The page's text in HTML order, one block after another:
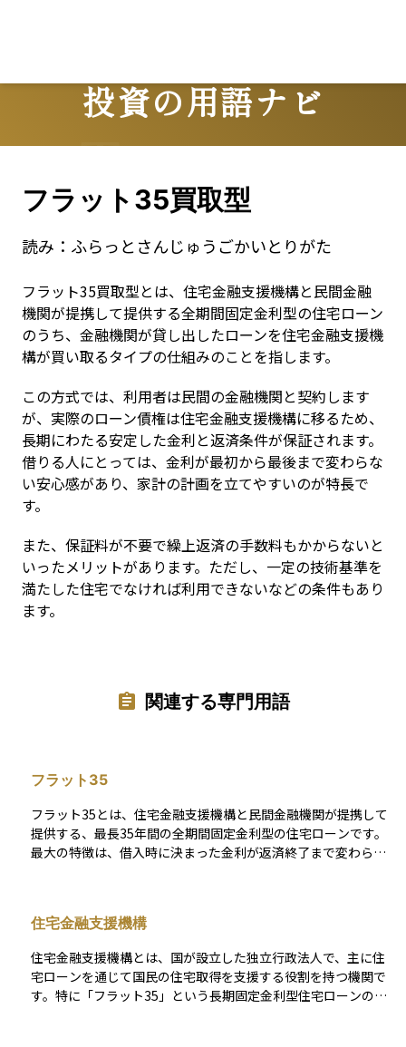
投資の用語ナビ
Terms
フラット35買取型
読み： ふらっとさんじゅうごかいとりがた
フラット35買取型とは、住宅金融支援機構と民間金融
機関が提携して提供する全期間固定金利型の住宅ローン
のうち、金融機関が貸し出したローンを住宅金融支援機
構が買い取るタイプの仕組みのことを指します。
この方式では、利用者は民間の金融機関と契約します
が、実際のローン債権は住宅金融支援機構に移るため、
長期にわたる安定した金利と返済条件が保証されます。
借りる人にとっては、金利が最初から最後まで変わらな
い安心感があり、家計の計画を立てやすいのが特長で
す。
また、保証料が不要で繰上返済の手数料もかからないと
いったメリットがあります。ただし、一定の技術基準を
満たした住宅でなければ利用できないなどの条件もあり
ます。
関連する専門用語
フラット35
フラット35とは、住宅金融支援機構と民間金融機関が提携して
提供する、最長35年間の全期間固定金利型の住宅ローンです。
最大の特徴は、借入時に決まった金利が返済終了まで変わらな
フォームに利用され、一定の技術基準や住宅性能（例：省エネ
性、耐震性）を満たす住宅が対象です。また、所得制限がな
く、自営業者やフリーランスの方にも利用しやすいローンとし
て知られています。金融機関ごとに取り扱い条件や金利は異な
りますが、公的性格を持つ制度として、住宅取得支援の重要な
住宅金融支援機構
住宅金融支援機構とは、国が設立した独立行政法人で、主に住
宅ローンを通じて国民の住宅取得を支援する役割を持つ機関で
す。特に「フラット35」という長期固定金利型住宅ローンの提